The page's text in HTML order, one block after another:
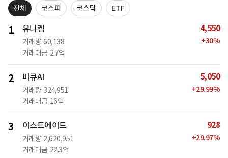
전체 코스피 코스닥 ETF
1 유니켐
거래량 60,138
거래대금 2.7억
4,550
+30%
2 비큐AI
거래량 324,951
거래대금 16억
5,050
+29.99%
3 이스트에이드
거래량 2,620,951
거래대금 22.3억
928
+29.97%